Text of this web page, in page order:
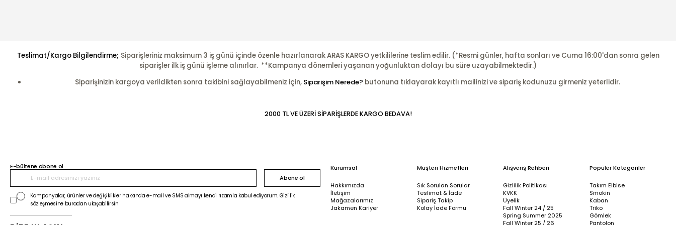
Teslimat/Kargo Bilgilendirme; Siparişleriniz maksimum 3 iş günü içinde özenle hazırlanarak ARAS KARGO yetkililerine teslim edilir. (*Resmi günler, hafta sonları ve Cuma 16:00'dan sonra gelen
siparişler ilk iş günü işleme alınırlar. **Kampanya dönemleri yaşanan yoğunluktan dolayı bu süre uzayabilmektedir.)
Siparişinizin kargoya verildikten sonra takibini sağlayabilmeniz için, Siparişim Nerede? butonuna tıklayarak kayıtlı mailinizi ve sipariş kodunuzu girmeniz yeterlidir.
2000 TL VE ÜZERİ SİPARİŞLERDE KARGO BEDAVA!
E-bültene abone ol
Abone ol
Kampanyalar, ürünler ve değişiklikler hakkında e-mail ve SMS almayı kendi rızamla kabul ediyorum. Gizlilik
sözleşmesine buradan ulaşabilirsin
Kurumsal
Hakkımızda
İletişim
Mağazalarımız
Jakamen Kariyer
Müşteri Hizmetleri
Sık Sorulan Sorular
Teslimat & İade
Sipariş Takip
Kolay İade Formu
Alışveriş Rehberi
Gizlilik Politikası
KVKK
Üyelik
Fall Winter 24 / 25
Spring Summer 2025
Fall Winter 25 / 26
Popüler Kategoriler
Takım Elbise
Smokin
Kaban
Triko
Gömlek
Pantolon